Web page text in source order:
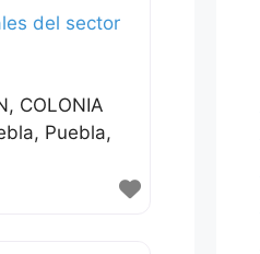
del sector
COLONIA
Puebla